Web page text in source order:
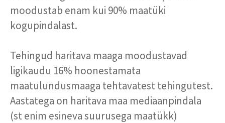
moodustab enam kui 90% maatüki
kogupindalast.
Tehingud haritava maaga moodustavad
ligikaudu 16% hoonestamata
maatulundusmaaga tehtavatest tehingutest.
Aastatega on haritava maa mediaanpindala
(st enim esineva suurusega maatükk)